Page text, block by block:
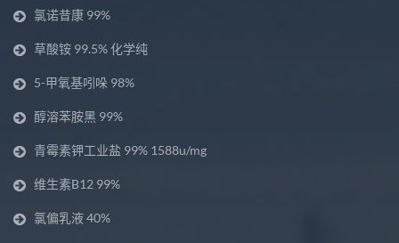
氯诺昔康 99%
草酸铵 99.5% 化学纯
5-甲氧基吲哚 98%
醇溶苯胺黑 99%
青霉素钾工业盐 99% 1588u/mg
维生素B12 99%
氯偏乳液 40%